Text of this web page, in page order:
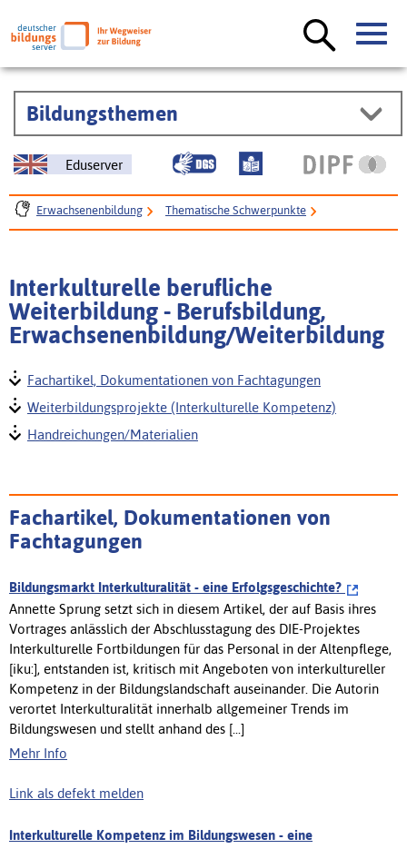
Bildungsthemen
Eduserver
Erwachsenenbildung Thematische Schwerpunkte
Bildungsbereich interkulturelle Weiterbildung
Interkulturelle berufliche
Weiterbildung - Berufsbildung,
Erwachsenenbildung/Weiterbildung
Fachartikel, Dokumentationen von Fachtagungen
Weiterbildungsprojekte (Interkulturelle Kompetenz)
Handreichungen/Materialien
Fachartikel, Dokumentationen von
Fachtagungen
Bildungsmarkt Interkulturalität - eine Erfolgsgeschichte?
Annette Sprung setzt sich in diesem Artikel, der auf Basis ihres
Vortrages anlässlich der Abschlusstagung des DIE-Projektes
Interkulturelle Fortbildungen für das Personal in der Altenpflege,
[iku:], entstanden ist, kritisch mit Angeboten von interkultureller
Kompetenz in der Bildungslandschaft auseinander. Die Autorin
verortet Interkulturalität innerhalb allgemeiner Trends im
Bildungswesen und stellt anhand des [...]
Mehr Info
Link als defekt melden
Interkulturelle Kompetenz im Bildungswesen - eine